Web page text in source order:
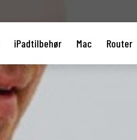
iPadtilbehør Mac Router